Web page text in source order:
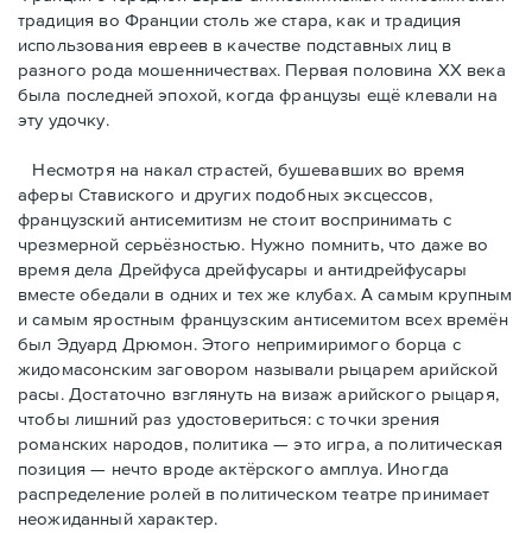
традиция во Франции столь же стара, как и традиция
использования евреев в качестве подставных лиц в
разного рода мошенничествах. Первая половина ХХ века
была последней эпохой, когда французы ещё клевали на
эту удочку.
Несмотря на накал страстей, бушевавших во время
аферы Ставиского и других подобных эксцессов,
французский антисемитизм не стоит воспринимать с
чрезмерной серьёзностью. Нужно помнить, что даже во
время дела Дрейфуса дрейфусары и антидрейфусары
вместе обедали в одних и тех же клубах. А самым крупным
и самым яростным французским антисемитом всех времён
был Эдуард Дрюмон. Этого непримиримого борца с
жидомасонским заговором называли рыцарем арийской
расы. Достаточно взглянуть на визаж арийского рыцаря,
чтобы лишний раз удостовериться: с точки зрения
романских народов, политика — это игра, а политическая
позиция — нечто вроде актёрского амплуа. Иногда
распределение ролей в политическом театре принимает
неожиданный характер.